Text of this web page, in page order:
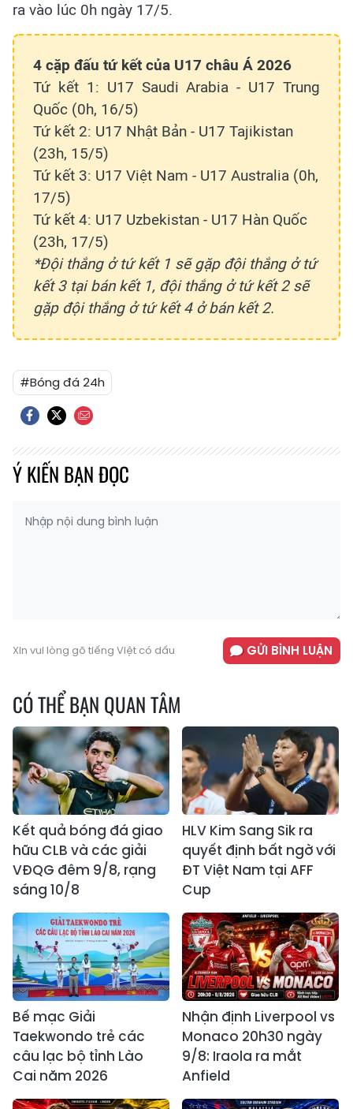
ra vào lúc 0h ngày 17/5.
4 cặp đấu tứ kết của U17 châu Á 2026
Tứ kết 1: U17 Saudi Arabia - U17 Trung
Quốc (0h, 16/5)
Tứ kết 2: U17 Nhật Bản - U17 Tajikistan
(23h, 15/5)
Tứ kết 3: U17 Việt Nam - U17 Australia (0h,
17/5)
Tứ kết 4: U17 Uzbekistan - U17 Hàn Quốc
(23h, 17/5)
*Đội thắng ở tứ kết 1 sẽ gặp đội thắng ở tứ
kết 3 tại bán kết 1, đội thắng ở tứ kết 2 sẽ
gặp đội thắng ở tứ kết 4 ở bán kết 2.
#Bóng đá 24h
Ý KIẾN BẠN ĐỌC
Xin vui lòng gõ tiếng Việt có dấu GỬI BÌNH LUẬN
CÓ THỂ BẠN QUAN TÂM
Kết quả bóng đá giao
hữu CLB và các giải
VĐQG đêm 9/8, rạng
sáng 10/8
HLV Kim Sang Sik ra
quyết định bất ngờ với
ĐT Việt Nam tại AFF
Cup
Bế mạc Giải
Taekwondo trẻ các
câu lạc bộ tỉnh Lào
Cai năm 2026
Nhận định Liverpool vs
Monaco 20h30 ngày
9/8: Iraola ra mắt
Anfield